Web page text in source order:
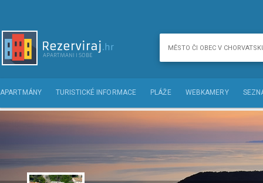
APARTMÁNY TURISTICKÉ INFORMACE PLÁŽE WEBKAMERY